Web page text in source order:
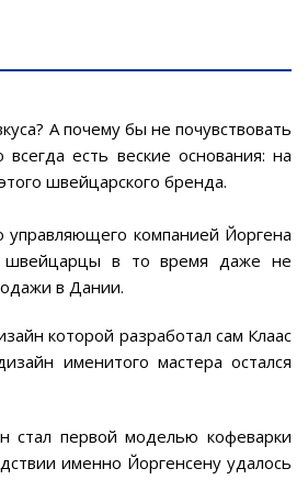
А почему бы не почувствовать
есть веские основания: на
швейцарского бренда.
компанией Йоргена
швейцарцы в то время даже не
в Дании.
которой разработал сам Клаас
именитого мастера остался
стал первой моделью кофеварки
именно Йоргенсену удалось